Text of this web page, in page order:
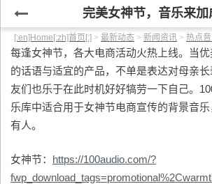
完美女神节，音乐来加
[:en]Home[:zh]首页[:] > 最新动态 > 新闻资讯 > 热点
每逢女神节，各大电商活动火热上线。当
的话语与适宜的产品，不单是表达对母亲
友们也乐于在此时机好好犒劳一下自己。
乐库中适合用于女神节电商宣传的背景音
有人。
女神节： https://100audio.com/?